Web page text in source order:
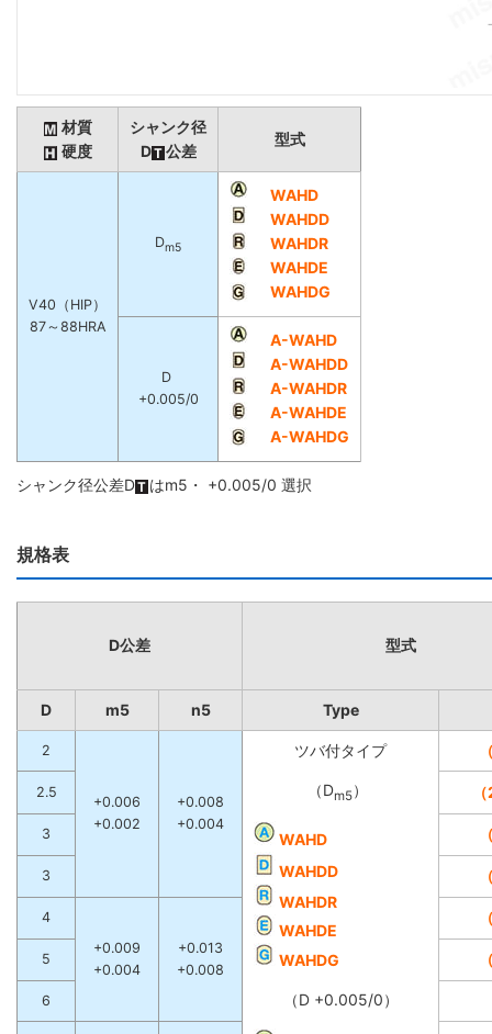
材質
硬度
シャンク径
D
公差
型式
V40（HIP）
87～88HRA
Dm5
WAHD
WAHDD
WAHDR
WAHDE
WAHDG
D
+0.005/0
A-WAHD
A-WAHDD
A-WAHDR
A-WAHDE
A-WAHDG
シャンク径公差D はm5・ +0.005/0 選択
規格表
D公差 型式
D m5 n5 Type
2
+0.006
+0.002
+0.008
+0.004
ツバ付タイプ
2.5 （Dm5）
3
WAHD
WAHDD
WAHDR
WAHDE
WAHDG
3
4
+0.009
+0.004
+0.013
+0.008
5
6 （D +0.005/0）